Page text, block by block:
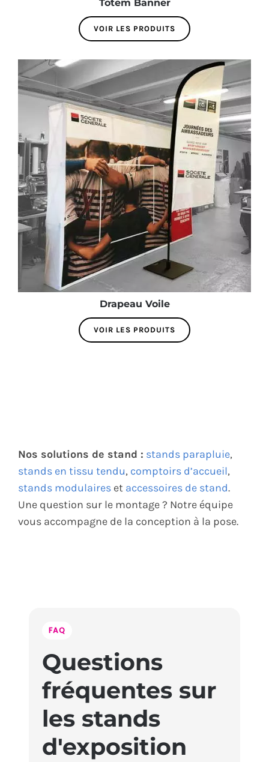
Totem Banner
VOIR LES PRODUITS
Drapeau Voile
VOIR LES PRODUITS
Nos solutions de stand : stands parapluie,
stands en tissu tendu, comptoirs d’accueil,
stands modulaireset accessoires de stand.
Une question sur le montage ? Notre équipe
vous accompagne de la conception à la pose.
FAQ
Questions
fréquentes sur
les stands
d'exposition